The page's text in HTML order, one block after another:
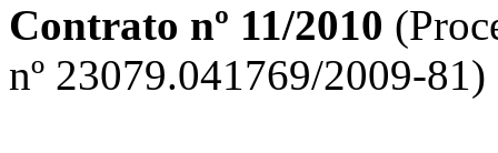
Contrato nº 11/2010
nº 23079.041769/2009-81)